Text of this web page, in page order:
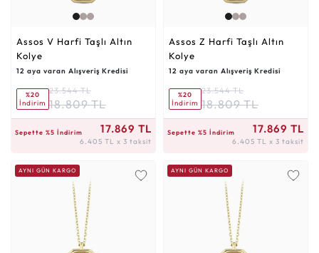
Assos V Harfi Taşlı Altın
Kolye
12 aya varan Alışveriş Kredisi
%20
İndirim
23.544 TL
18.809 TL
Sepette %5 İndirim 17.869 TL
6.405 TL x 3 taksit
Assos Z Harfi Taşlı Altın
Kolye
12 aya varan Alışveriş Kredisi
%20
İndirim
23.544 TL
18.809 TL
Sepette %5 İndirim 17.869 TL
6.405 TL x 3 taksit
AYNI GÜN KARGO AYNI GÜN KARGO